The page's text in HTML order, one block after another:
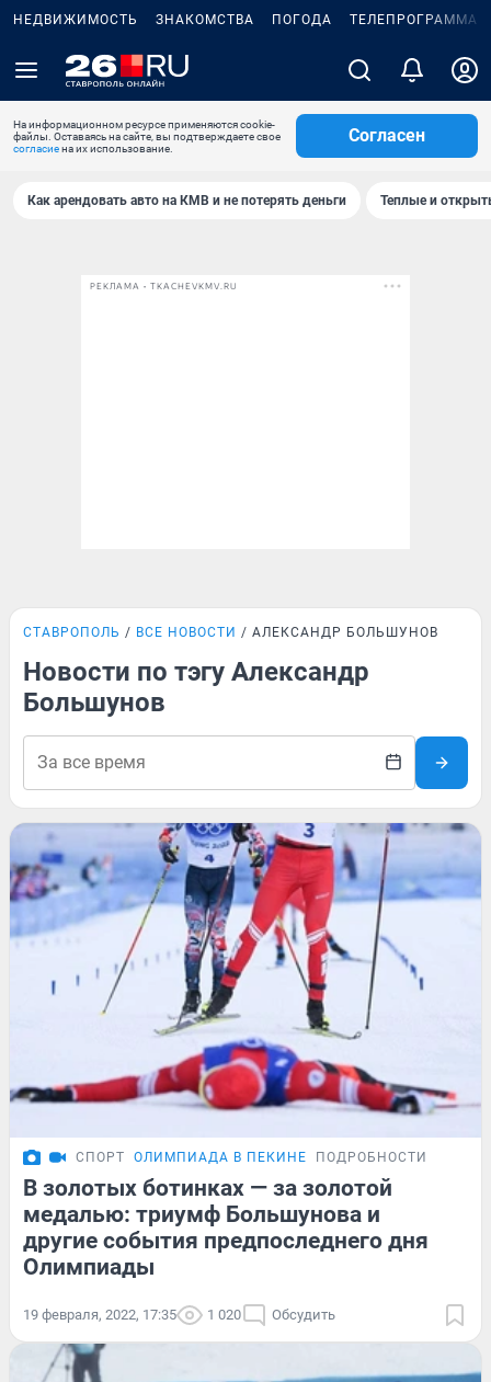
НЕДВИЖИМОСТЬ ЗНАКОМСТВА ПОГОДА ТЕЛЕПРОГРАММА
На информационном ресурсе применяются cookie-
файлы. Оставаясь на сайте, вы подтверждаете свое
согласиена их использование.
Согласен
Как арендовать авто на КМВ и не потерять деньги Теплые и
РЕКЛАМА • TKACHEVKMV.RU
СТАВРОПОЛЬ ВСЕ НОВОСТИ АЛЕКСАНДР БОЛЬШУНОВ
Новости по тэгу Александр
Большунов
СПОРТ ОЛИМПИАДА В ПЕКИНЕ ПОДРОБНОСТИ
В золотых ботинках — за золотой
медалью: триумф Большунова и
другие события предпоследнего дня
Олимпиады
19 февраля, 2022, 17:35 1 020 Обсудить